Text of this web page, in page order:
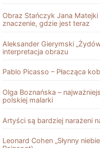
Obraz Stańczyk Jana
znaczenie, gdzie jest teraz
Aleksander Gierymski
interpretacja obrazu
Pablo Picasso – Płacząca
Olga Boznańska –
polskiej malarki
Artyści są bardziej narażeni
Leonard Cohen „Słynny